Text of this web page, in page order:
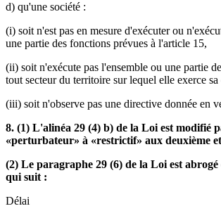
d) qu'une société :
(i) soit n'est pas en mesure d'exécuter ou
une partie des fonctions prévues à l'article 15,
(ii) soit n'exécute pas l'ensemble ou une partie
tout secteur du territoire sur lequel elle exerce sa
(iii) soit n'observe pas une directive donnée en
8. (1) L'alinéa 29 (4) b) de la Loi est modifié
«perturbateur» à «restrictif» aux deuxième
(2) Le paragraphe 29 (6) de la Loi est
qui suit :
Délai